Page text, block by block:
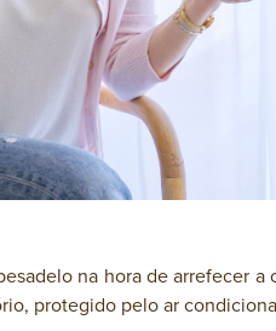
na hora de arrefecer
protegido pelo ar